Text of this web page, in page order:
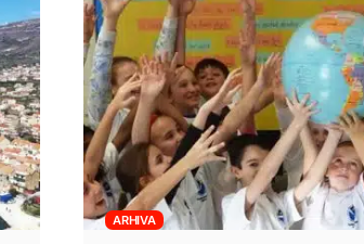
ARHIVA